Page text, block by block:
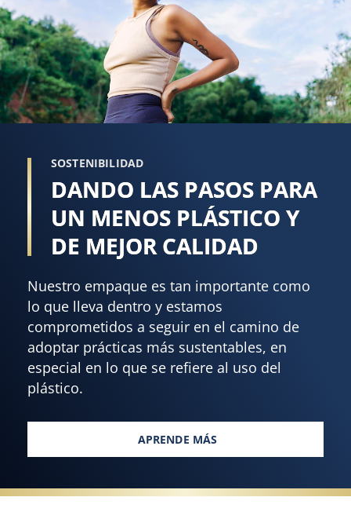
SOSTENIBILIDAD
DANDO LAS PASOS PARA
UN MENOS PLÁSTICO Y
DE MEJOR CALIDAD
Nuestro empaque es tan importante como
lo que lleva dentro y estamos
comprometidos a seguir en el camino de
adoptar prácticas más sustentables, en
especial en lo que se refiere al uso del
plástico.
APRENDE MÁS
DANDO LAS PASOS PARA UN